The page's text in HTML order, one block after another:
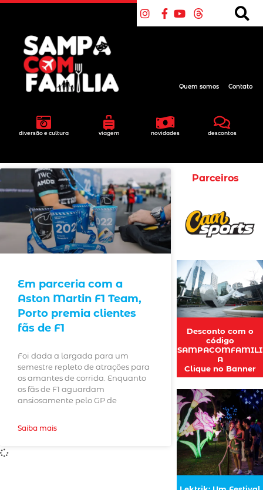
diversão e cultura viagem novidades descontos
Quem somos Contato
Em parceria com a
Aston Martin F1 Team,
Porto premia clientes
fãs de F1
Foi dada a largada para um
semestre repleto de atrações para
os amantes de corrida. Enquanto
os fãs de F1 aguardam
ansiosamente pelo GP de
Saiba mais
Parceiros
Desconto com o
código
SAMPACOMFAMILI
A
Clique no Banner